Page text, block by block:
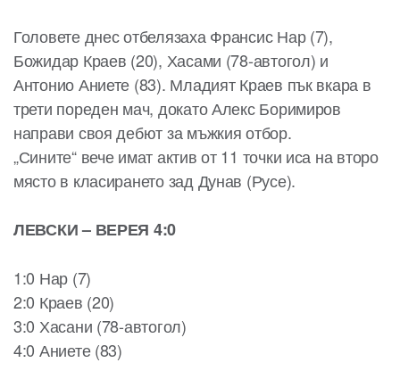
Головете днес отбелязаха Франсис Нар (7),
Божидар Краев (20), Хасами (78-автогол) и
Антонио Аниете (83). Младият Краев пък вкара в
трети пореден мач, докато Алекс Боримиров
направи своя дебют за мъжкия отбор.
„Сините“ вече имат актив от 11 точки иса на второ
място в класирането зад Дунав (Русе).
ЛЕВСКИ – ВЕРЕЯ 4:0
1:0 Нар (7)
2:0 Краев (20)
3:0 Хасани (78-автогол)
4:0 Аниете (83)